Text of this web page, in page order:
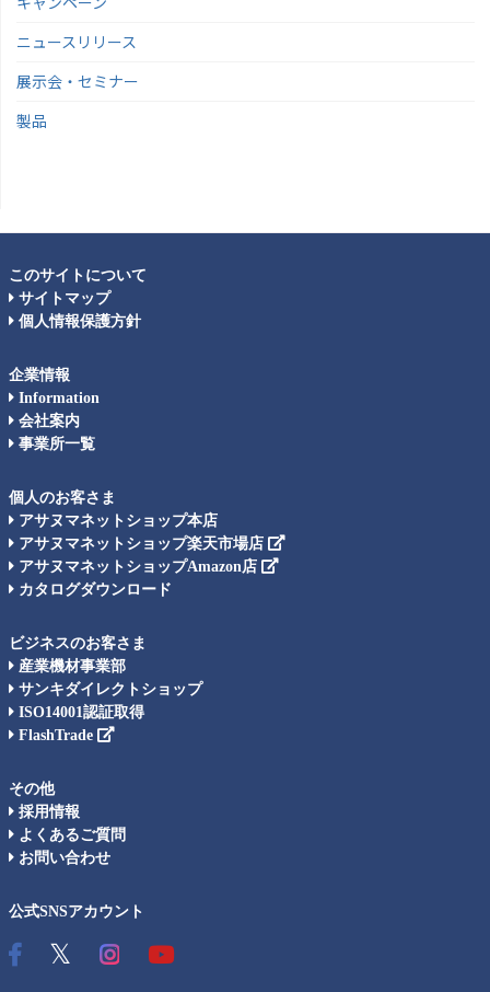
ニュースリリース
展示会・セミナー
製品
このサイトについて
サイトマップ
個人情報保護方針
企業情報
Information
会社案内
事業所一覧
個人のお客さま
アサヌマネットショップ本店
アサヌマネットショップ楽天市場店
アサヌマネットショップAmazon店
カタログダウンロード
ビジネスのお客さま
産業機材事業部
サンキダイレクトショップ
ISO14001認証取得
FlashTrade
その他
採用情報
よくあるご質問
お問い合わせ
公式SNSアカウント